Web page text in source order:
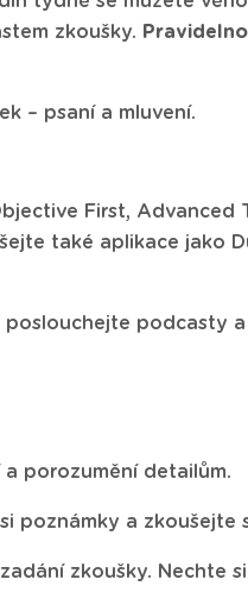
zkoušky.
– psaní a mluvení.
First, Advanced
také aplikace jako
podcasty
porozumění detailům.
poznámky a zkoušejte
zkoušky. Nechte